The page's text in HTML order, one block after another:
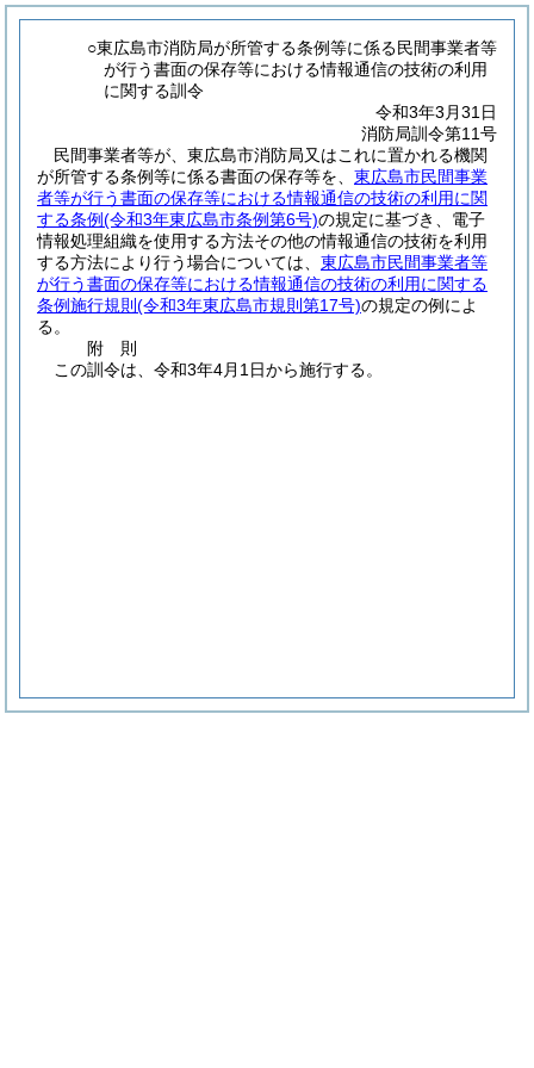
○東広島市消防局が所管する条例等に係る民間事業者等
が行う書面の保存等における情報通信の技術の利用
に関する訓令
令和3年3月31日
消防局訓令第11号
民間事業者等が、東広島市消防局又はこれに置かれる機関
が所管する条例等に係る書面の保存等を、 東広島市民間事業
者等が行う書面の保存等における情報通信の技術の利用に関
する条例(令和3年東広島市条例第6号)の規定に基づき、電子
情報処理組織を使用する方法その他の情報通信の技術を利用
する方法により行う場合については、 東広島市民間事業者等
が行う書面の保存等における情報通信の技術の利用に関する
条例施行規則 (令和3年東広島市規則第17号)の規定の例によ
る。
附 則
この訓令は、令和3年4月1日から施行する。